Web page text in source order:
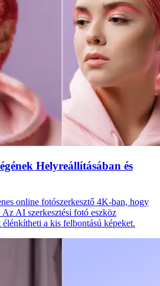
Helyreállításában és
online fotószerkesztő 4K-ban, hogy
AI szerkesztési fotó eszköz
a kis felbontású képeket.